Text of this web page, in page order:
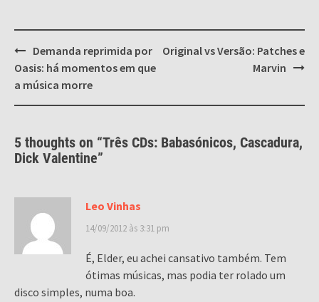
Post
navigation
Demanda reprimida por
Oasis: há momentos em que
a música morre
Original vs Versão: Patches e
Marvin
5 thoughts on “Três CDs: Babasónicos, Cascadura,
Dick Valentine”
Leo Vinhas
14/09/2012 às 3:31 pm
É, Elder, eu achei cansativo também. Tem
ótimas músicas, mas podia ter rolado um
disco simples, numa boa.